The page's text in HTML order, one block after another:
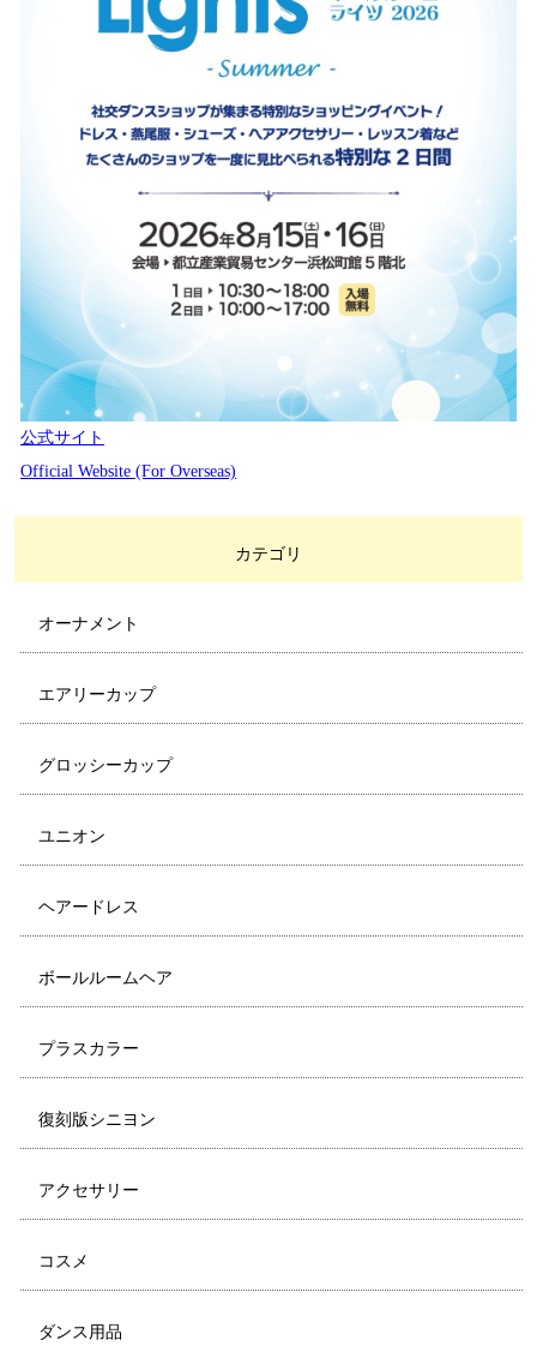
公式サイト
Official Website (For Overseas)
カテゴリ
オーナメント
エアリーカップ
グロッシーカップ
ユニオン
ヘアードレス
ボールルームヘア
プラスカラー
復刻版シニヨン
アクセサリー
コスメ
ダンス用品